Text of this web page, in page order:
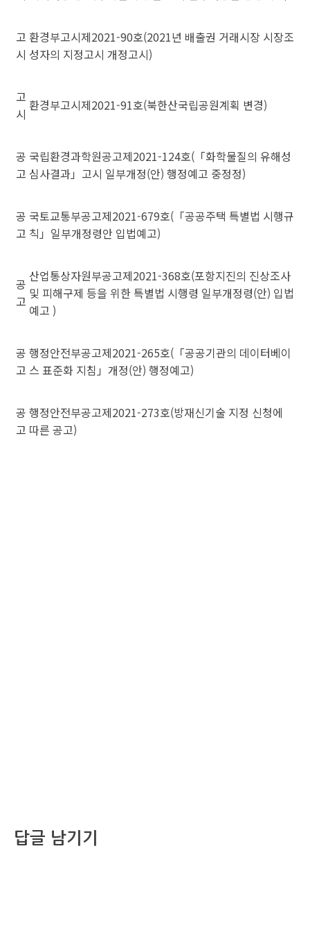
고
시
환경부고시제2021-90호(2021년 배출권 거래시장 시장조
성자의 지정고시 개정고시)
고
시
환경부고시제2021-91호(북한산국립공원계획 변경)
공
고
국립환경과학원공고제2021-124호(「화학물질의 유해성
심사결과」고시 일부개정(안) 행정예고 중정정)
공
고
국토교통부공고제2021-679호(「공공주택 특별법 시행규
칙」일부개정령안 입법예고)
공
고
산업통상자원부공고제2021-368호(포항지진의 진상조사
및 피해구제 등을 위한 특별법 시행령 일부개정령(안) 입법
예고 )
공
고
행정안전부공고제2021-265호(「공공기관의 데이터베이
스 표준화 지침」개정(안) 행정예고)
공
고
행정안전부공고제2021-273호(방재신기술 지정 신청에
따른 공고)
답글 남기기